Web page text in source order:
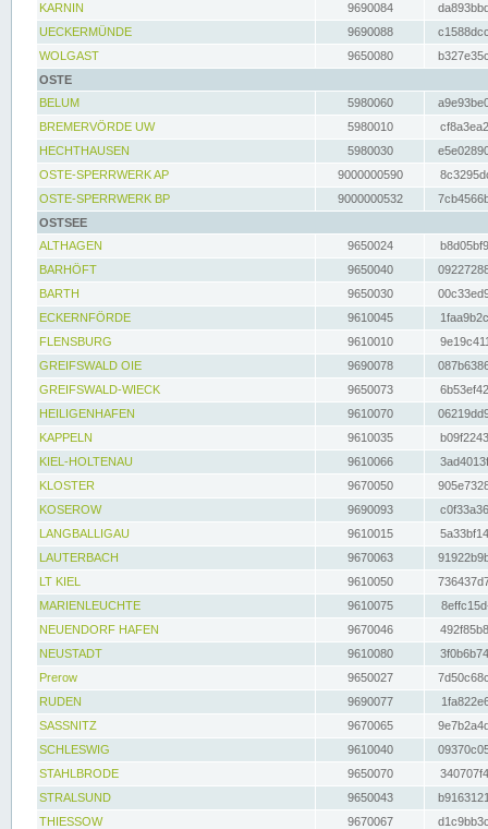
KARNIN
9690084
UECKERMÜNDE
9690088
WOLGAST
9650080
OSTE
BELUM
5980060
BREMERVÖRDE UW
5980010
HECHTHAUSEN
5980030
OSTE-SPERRWERK AP
9000000590
OSTE-SPERRWERK BP
9000000532
OSTSEE
ALTHAGEN
9650024
BARHÖFT
9650040
BARTH
9650030
ECKERNFÖRDE
9610045
FLENSBURG
9610010
GREIFSWALD OIE
9690078
GREIFSWALD-WIECK
9650073
HEILIGENHAFEN
9610070
KAPPELN
9610035
KIEL-HOLTENAU
9610066
KLOSTER
9670050
KOSEROW
9690093
LANGBALLIGAU
9610015
LAUTERBACH
9670063
LT KIEL
9610050
MARIENLEUCHTE
9610075
NEUENDORF HAFEN
9670046
NEUSTADT
9610080
Prerow
9650027
RUDEN
9690077
SASSNITZ
9670065
SCHLESWIG
9610040
STAHLBRODE
9650070
STRALSUND
9650043
THIESSOW
9670067